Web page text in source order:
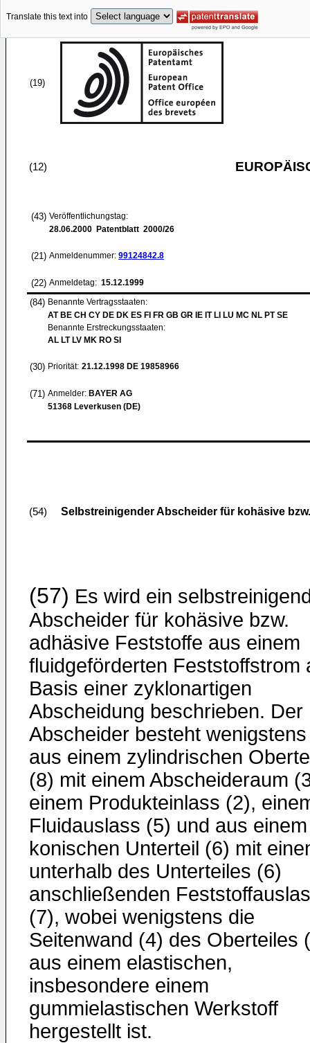
Translate this text into
(19)
(12)
(43) Veröffentlichungstag:
28.06.2000 Patentblatt 2000/26
(21) Anmeldenummer: 99124842.8
(22) Anmeldetag: 15.12.1999
(84) Benannte Vertragsstaaten:
AT BE CH CY DE DK ES FI FR GB GR IE IT LI LU MC NL PT SE
Benannte Erstreckungsstaaten:
AL LT LV MK RO SI
(30) Priorität: 21.12.1998 DE 19858966
(71) Anmelder: BAYER AG
51368 Leverkusen (DE)
(54) Selbstreinigender Abscheider für kohäsive
(57) Es wird ein
Abscheider für kohäsive bzw.
adhäsive Feststoffe aus einem
fluidgeförderten Feststoffstrom
Basis einer zyklonartigen
Abscheidung beschrieben. Der
Abscheider besteht wenigstens
aus einem zylindrischen
(8) mit einem Abscheideraum
einem Produkteinlass (2),
Fluidauslass (5) und aus einem
konischen Unterteil (6) mit
unterhalb des Unterteiles (6)
anschließenden
(7), wobei wenigstens die
Seitenwand (4) des Oberteiles
aus einem elastischen,
insbesondere einem
gummielastischen Werkstoff
hergestellt ist.